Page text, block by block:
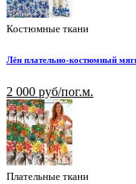
Костюмные ткани
Лён плательно-костюмный
2 000 руб/пог.м.
Плательные ткани